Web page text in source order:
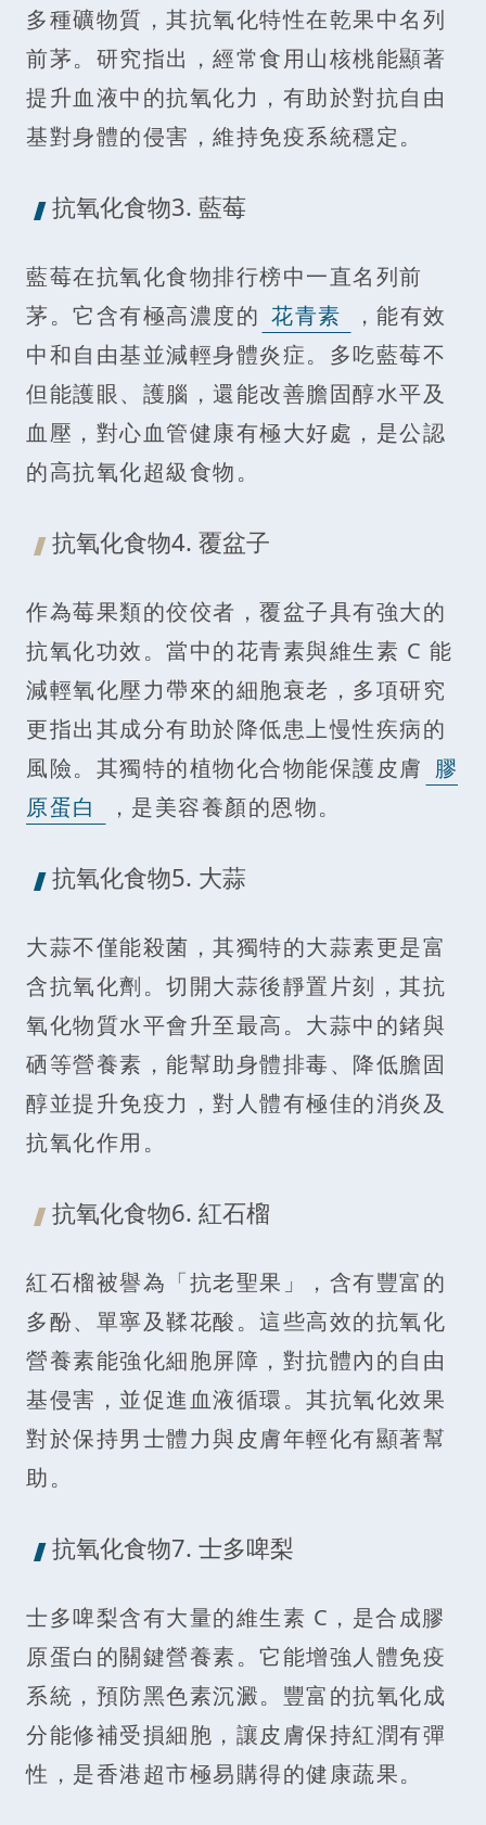
多種礦物質，其抗氧化特性在乾果中名列
前茅。研究指出，經常食用山核桃能顯著
提升血液中的抗氧化力，有助於對抗自由
基對身體的侵害，維持免疫系統穩定。
抗氧化食物3. 藍莓
藍莓在抗氧化食物排行榜中一直名列前
茅。它含有極高濃度的 花青素
，能有效
中和自由基並減輕身體炎症。多吃藍莓不
但能護眼、護腦，還能改善膽固醇水平及
血壓，對心血管健康有極大好處，是公認
的高抗氧化超級食物。
抗氧化食物4. 覆盆子
作為莓果類的佼佼者，覆盆子具有強大的
抗氧化功效。當中的花青素與維生素 C 能
減輕氧化壓力帶來的細胞衰老，多項研究
更指出其成分有助於降低患上慢性疾病的
風險。其獨特的植物化合物能保護皮膚 膠
原蛋白
，是美容養顏的恩物。
抗氧化食物5. 大蒜
大蒜不僅能殺菌，其獨特的大蒜素更是富
含抗氧化劑。切開大蒜後靜置片刻，其抗
氧化物質水平會升至最高。大蒜中的鍺與
硒等營養素，能幫助身體排毒、降低膽固
醇並提升免疫力，對人體有極佳的消炎及
抗氧化作用。
抗氧化食物6. 紅石榴
紅石榴被譽為「抗老聖果」，含有豐富的
多酚、單寧及鞣花酸。這些高效的抗氧化
營養素能強化細胞屏障，對抗體內的自由
基侵害，並促進血液循環。其抗氧化效果
對於保持男士體力與皮膚年輕化有顯著幫
助。
抗氧化食物7. 士多啤梨
士多啤梨含有大量的維生素 C，是合成膠
原蛋白的關鍵營養素。它能增強人體免疫
系統，預防黑色素沉澱。豐富的抗氧化成
分能修補受損細胞，讓皮膚保持紅潤有彈
性，是香港超市極易購得的健康蔬果。